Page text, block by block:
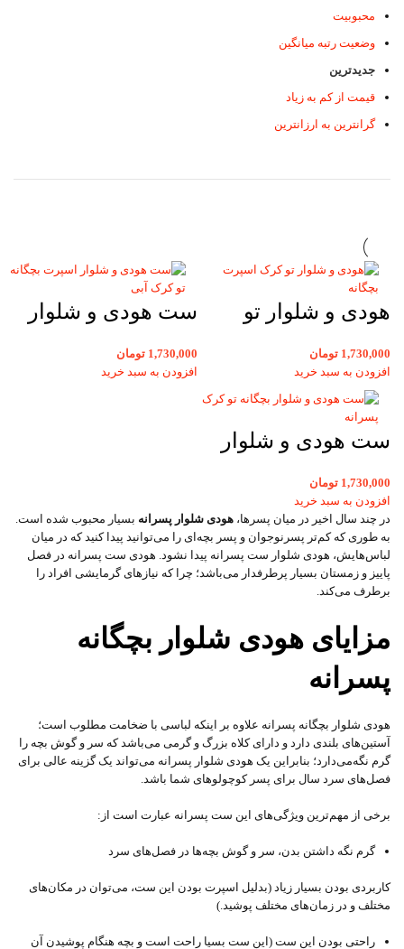
محبوبیت
وضعیت رتبه میانگین
جدیدترین
قیمت از کم به زیاد
گرانترین به ارزانترین
هودی و شلوار تو
خاکستری با طرح
دوچرخه
1,730,000 تومان
افزودن به سبد خرید
ست هودی و شلوار
کرک آبی
1,730,000 تومان
افزودن به سبد خرید
ست هودی و شلوار
اسپرت پسرانه و
دخترانه
1,730,000 تومان
افزودن به سبد خرید
در چند سال اخیر در میان پسرها، هودی شلوار پسرانه بسیار محبوب شده است.
به طوری که کم‌تر پسرنوجوان و پسر بچه‌ای را می‌توانید پیدا کنید که در میان
لباس‌هایش، هودی شلوار ست پسرانه پیدا نشود. هودی ست پسرانه در فصل
پاییز و زمستان بسیار پرطرفدار می‌باشد؛ چرا که نیازهای گرمایشی افراد را
برطرف می‌کند.
مزایای هودی شلوار بچگانه
پسرانه
هودی شلوار بچگانه پسرانه علاوه بر اینکه لباسی با ضخامت مطلوب است؛
آستین‌های بلندی دارد و دارای کلاه بزرگ و گرمی می‌باشد که سر و گوش بچه را
گرم نگه‌می‌دارد؛ بنابراین یک هودی شلوار پسرانه می‌تواند یک گزینه عالی برای
فصل‌های سرد سال برای پسر کوچولوهای شما باشد.
برخی از مهم‌ترین ویژگی‌های این ست پسرانه عبارت است از:
گرم نگه داشتن بدن، سر و گوش بچه‌ها در فصل‌های سرد
کاربردی بودن بسیار زیاد (بدلیل اسپرت بودن این ست، می‌توان در مکان‌های
مختلف و در زمان‌های مختلف پوشید.)
راحتی بودن این ست (این ست بسیا راحت است و بچه هنگام پوشیدن آن